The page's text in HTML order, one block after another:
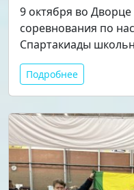
9 октября во Дворце
соревнования по
Спартакиады
Подробнее